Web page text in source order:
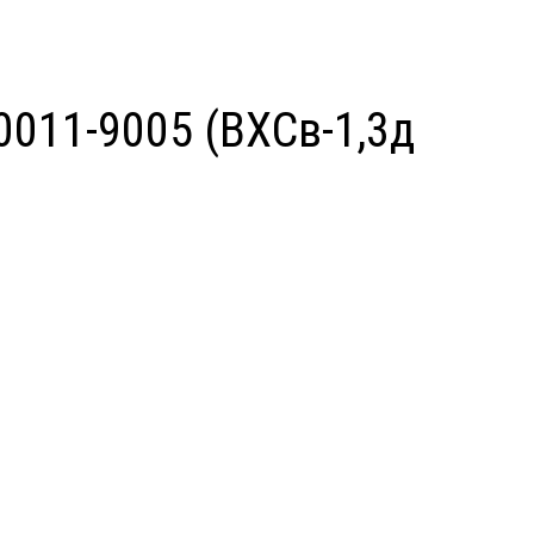
9005 (ВХСв-1,3д